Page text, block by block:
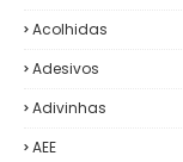
Acolhidas
Adesivos
Adivinhas
AEE